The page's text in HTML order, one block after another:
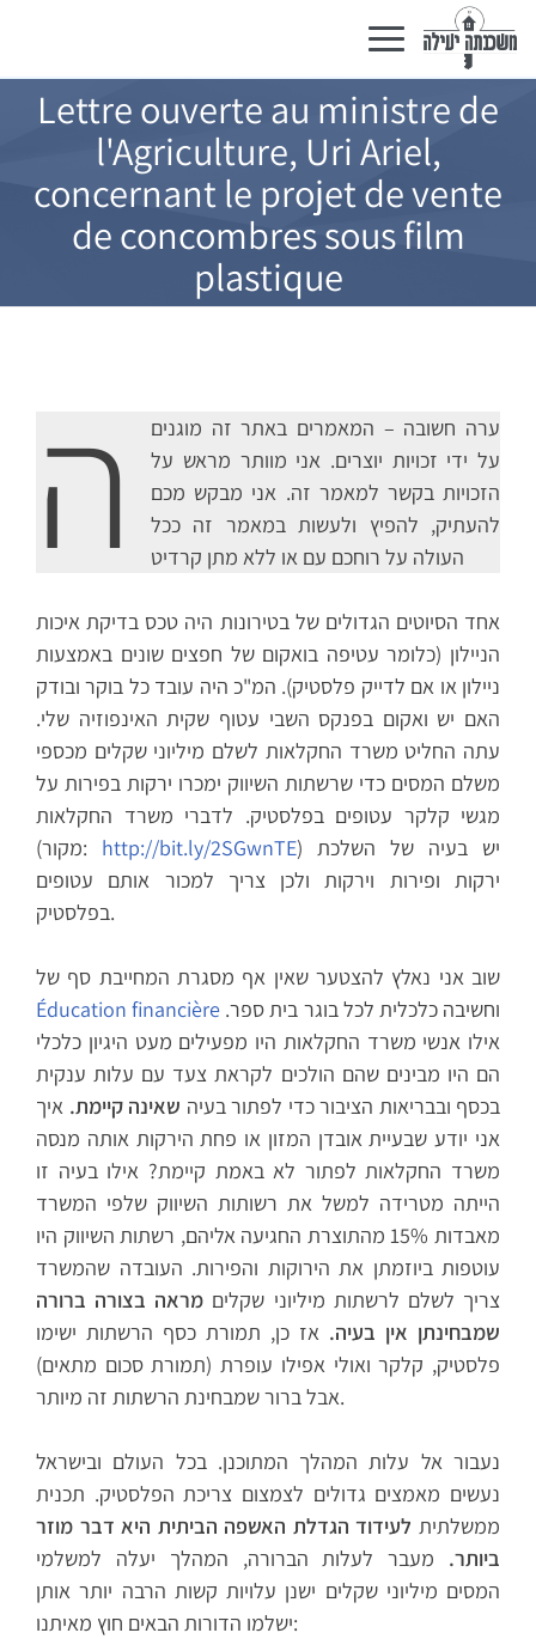
Basculer
la
navigation
Lettre ouverte au ministre de
l'Agriculture, Uri Ariel,
concernant le projet de vente
de concombres sous film
plastique
ה
ערה חשובה – המאמרים באתר זה מוגנים
על ידי זכויות יוצרים. אני מוותר מראש על
הזכויות בקשר למאמר זה. אני מבקש מכם
להעתיק, להפיץ ולעשות במאמר זה ככל
העולה על רוחכם עם או ללא מתן קרדיט
אחד הסיוטים הגדולים של בטירונות היה טכס בדיקת איכות
הניילון (כלומר עטיפה בואקום של חפצים שונים באמצעות
ניילון או אם לדייק פלסטיק). המ"כ היה עובד כל בוקר ובודק
האם יש ואקום בפנקס השבי עטוף שקית האינפוזיה שלי.
עתה החליט משרד החקלאות לשלם מיליוני שקלים מכספי
משלם המסים כדי שרשתות השיווק ימכרו ירקות בפירות על
מגשי קלקר עטופים בפלסטיק. לדברי משרד החקלאות
(מקור: http://bit.ly/2SGwnTE) יש בעיה של השלכת
ירקות ופירות וירקות ולכן צריך למכור אותם עטופים
בפלסטיק.
שוב אני נאלץ להצטער שאין אף מסגרת המחייבת סף של
Éducation financière
אילו אנשי משרד החקלאות היו מפעילים מעט היגיון כלכלי
הם היו מבינים שהם הולכים לקראת צעד עם עלות ענקית
בכסף ובבריאות הציבור כדי לפתור בעיה שאינה קיימת. איך
אני יודע שבעיית אובדן המזון או פחת הירקות אותה מנסה
משרד החקלאות לפתור לא באמת קיימת? אילו בעיה זו
הייתה מטרידה למשל את רשותות השיווק שלפי המשרד
מאבדות 15% מהתוצרת החגיעה אליהם, רשתות השיווק היו
עוטפות ביוזמתן את הירוקות והפירות. העובדה שהמשרד
צריך לשלם לרשתות מיליוני שקלים מראה בצורה ברורה
שמבחינתן אין בעיה. אז כן, תמורת כסף הרשתות ישימו
פלסטיק, קלקר ואולי אפילו עופרת (תמורת סכום מתאים)
אבל ברור שמבחינת הרשתות זה מיותר.
נעבור אל עלות המהלך המתוכנן. בכל העולם ובישראל
נעשים מאמצים גדולים לצמצום צריכת הפלסטיק. תכנית
ממשלתית לעידוד הגדלת האשפה הביתית היא דבר מוזר
ביותר. מעבר לעלות הברורה, המהלך יעלה למשלמי
המסים מיליוני שקלים ישנן עלויות קשות הרבה יותר אותן
ישלמו הדורות הבאים חוץ מאיתנו: